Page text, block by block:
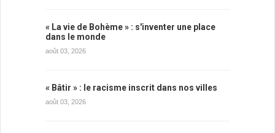
« La vie de Bohème » : s'inventer une place
dans le monde
août 03, 2026
« Bâtir » : le racisme inscrit dans nos villes
août 03, 2026